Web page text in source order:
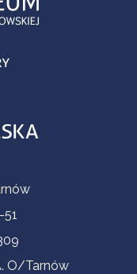
O/Tarnów